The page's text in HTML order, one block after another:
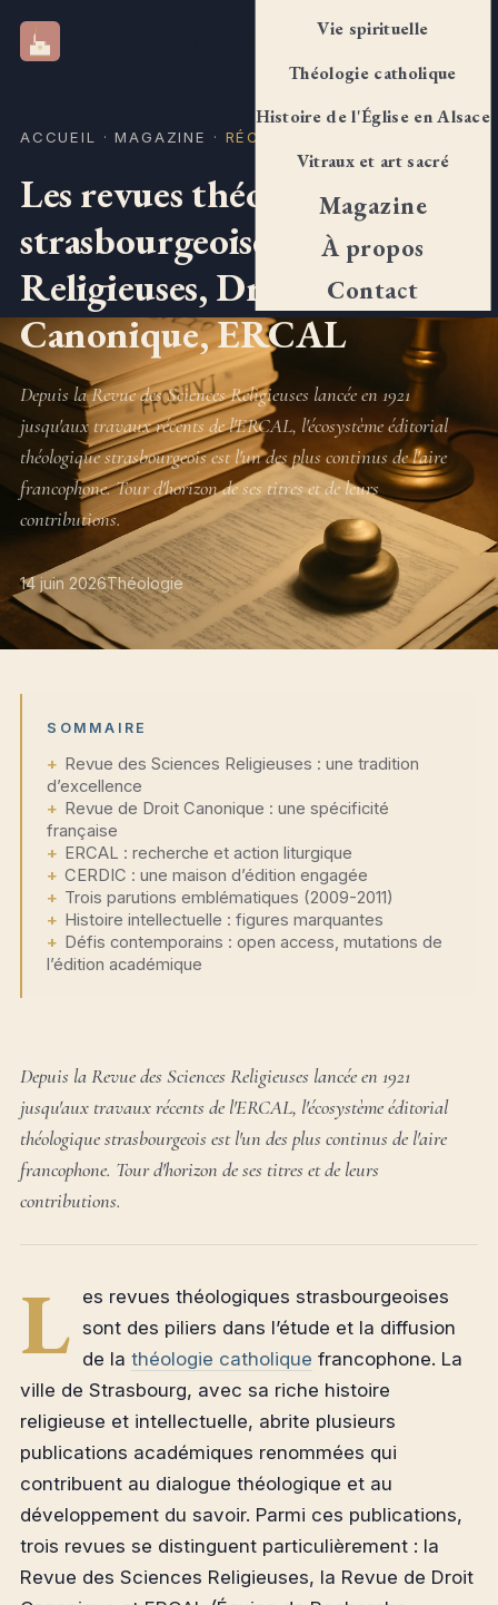
Vie spirituelle
Théologie catholique
Histoire de l'Église en Alsace
Vitraux et art sacré
Magazine
À propos
Contact
ACCUEIL ·MAGAZINE · RÉCIT
Les revues théologiques
strasbourgeoises : Sciences
Religieuses, Droit
Canonique, ERCAL
Depuis la Revue des Sciences Religieuses lancée en 1921
jusqu'aux travaux récents de l'ERCAL, l'écosystème éditorial
théologique strasbourgeois est l'un des plus continus de l'aire
francophone. Tour d'horizon de ses titres et de leurs
contributions.
14 juin 2026Théologie
SOMMAIRE
Revue des Sciences Religieuses : une tradition
d’excellence
Revue de Droit Canonique : une spécificité
française
ERCAL : recherche et action liturgique
CERDIC : une maison d’édition engagée
Trois parutions emblématiques (2009-2011)
Histoire intellectuelle : figures marquantes
Défis contemporains : open access, mutations de
l’édition académique
Depuis la Revue des Sciences Religieuses lancée en 1921
jusqu'aux travaux récents de l'ERCAL, l'écosystème éditorial
théologique strasbourgeois est l'un des plus continus de l'aire
francophone. Tour d'horizon de ses titres et de leurs
contributions.
L
es revues théologiques strasbourgeoises
sont des piliers dans l’étude et la diffusion
de lathéologie catholique francophone. La
ville de Strasbourg, avec sa riche histoire
religieuse et intellectuelle, abrite plusieurs
publications académiques renommées qui
contribuent au dialogue théologique et au
développement du savoir. Parmi ces publications,
trois revues se distinguent particulièrement : la
Revue des Sciences Religieuses, la Revue de Droit